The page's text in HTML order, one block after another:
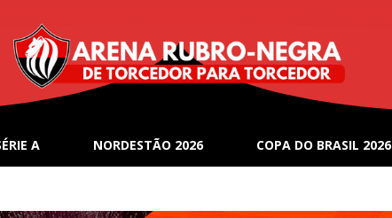
A NORDESTÃO 2026 COPA DO BRASIL 2026